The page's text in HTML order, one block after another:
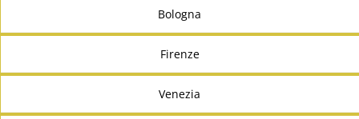
Bologna
Firenze
Venezia